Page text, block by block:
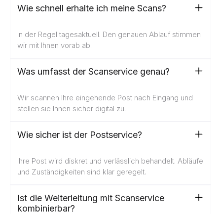
Wie schnell erhalte ich meine Scans?
In der Regel tagesaktuell. Den genauen Ablauf stimmen
wir mit Ihnen vorab ab.
Was umfasst der Scanservice genau?
Wir scannen Ihre eingehende Post nach Eingang und
stellen sie Ihnen sicher digital zu.
Wie sicher ist der Postservice?
Ihre Post wird diskret und verlässlich behandelt. Abläufe
und Zuständigkeiten sind klar geregelt.
Ist die Weiterleitung mit Scanservice
kombinierbar?